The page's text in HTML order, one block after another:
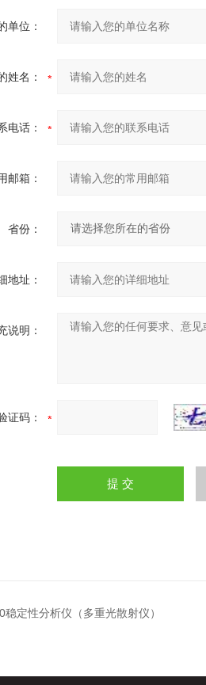
单位：
姓名：
电话：
邮箱：
省份：
地址：
说明：
证码：
稳定性分析仪（多重光散射仪）